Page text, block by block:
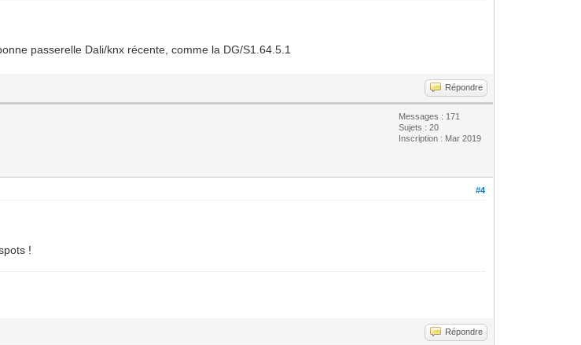
passerelle Dali/knx récente, comme la DG/S1.64.5.1
Répondre
Messages : 171
Sujets : 20
Inscription : Mar 2019
#4
!
Répondre